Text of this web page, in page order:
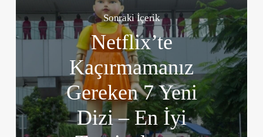
Sonraki İçerik
Netflix’te
Kaçırmamanız
Gereken 7 Yeni
Dizi – En İyi